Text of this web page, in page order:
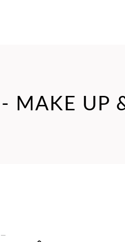
MAKE UP